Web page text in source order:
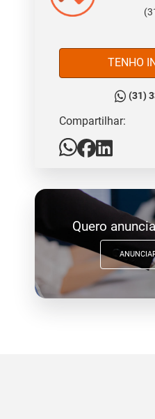
(31)
Compartilhar:
Quero